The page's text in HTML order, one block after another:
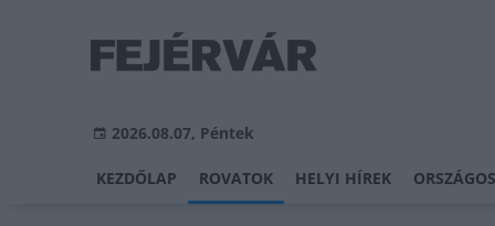
2026.08.07, Péntek
KEZDŐLAP ROVATOK HELYI HÍREK